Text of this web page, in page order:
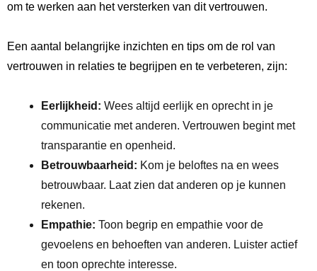
om te werken aan het versterken van dit vertrouwen.
Een aantal belangrijke inzichten en tips om de rol van
vertrouwen in relaties te begrijpen en te verbeteren, zijn:
Eerlijkheid: Wees ‍altijd eerlijk en oprecht in je
communicatie met anderen. Vertrouwen begint met
transparantie en openheid.
Betrouwbaarheid: Kom je beloftes na en wees
betrouwbaar. Laat zien dat anderen op je kunnen
rekenen.
Empathie: Toon begrip en​ empathie voor de
gevoelens en behoeften van anderen. Luister actief
en toon oprechte‌ interesse.